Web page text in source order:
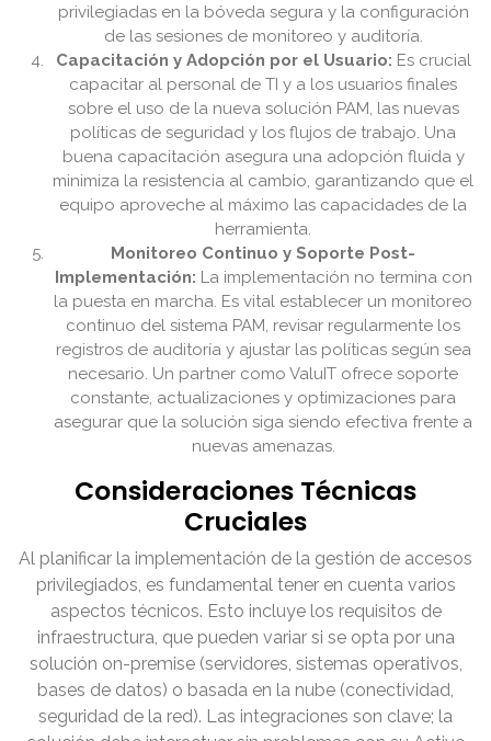
privilegiadas en la bóveda segura y la configuración
de las sesiones de monitoreo y auditoría.
Capacitación y Adopción por el Usuario: Es crucial
capacitar al personal de TI y a los usuarios finales
sobre el uso de la nueva solución PAM, las nuevas
políticas de seguridad y los flujos de trabajo. Una
buena capacitación asegura una adopción fluida y
minimiza la resistencia al cambio, garantizando que el
equipo aproveche al máximo las capacidades de la
herramienta.
Monitoreo Continuo y Soporte Post-
Implementación: La implementación no termina con
la puesta en marcha. Es vital establecer un monitoreo
continuo del sistema PAM, revisar regularmente los
registros de auditoría y ajustar las políticas según sea
necesario. Un partner como ValuIT ofrece soporte
constante, actualizaciones y optimizaciones para
asegurar que la solución siga siendo efectiva frente a
nuevas amenazas.
Consideraciones Técnicas
Cruciales
Al planificar la implementación de la gestión de accesos
privilegiados, es fundamental tener en cuenta varios
aspectos técnicos. Esto incluye los requisitos de
infraestructura, que pueden variar si se opta por una
solución on-premise (servidores, sistemas operativos,
bases de datos) o basada en la nube (conectividad,
seguridad de la red). Las integraciones son clave; la